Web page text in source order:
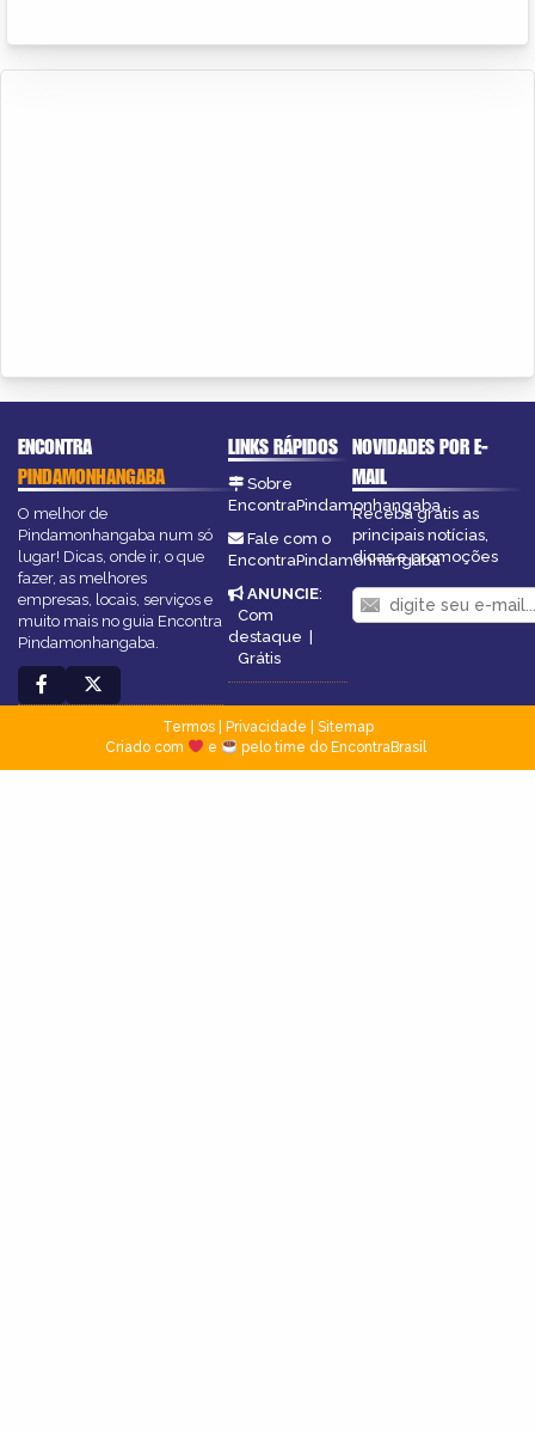
ENCONTRA
PINDAMONHANGABA
O melhor de
Pindamonhangaba num só
lugar! Dicas, onde ir, o que
fazer, as melhores
empresas, locais, serviços e
muito mais no guia Encontra
Pindamonhangaba.
LINKS RÁPIDOS
Sobre
EncontraPindamonhangaba
Fale com o
EncontraPindamonhangaba
ANUNCIE:
Com
destaque |
Grátis
NOVIDADES POR E-
MAIL
Receba grátis as
principais notícias,
dicas e promoções
Termos| Privacidade
Sitemap
Criado com
e pelo time do EncontraBrasil